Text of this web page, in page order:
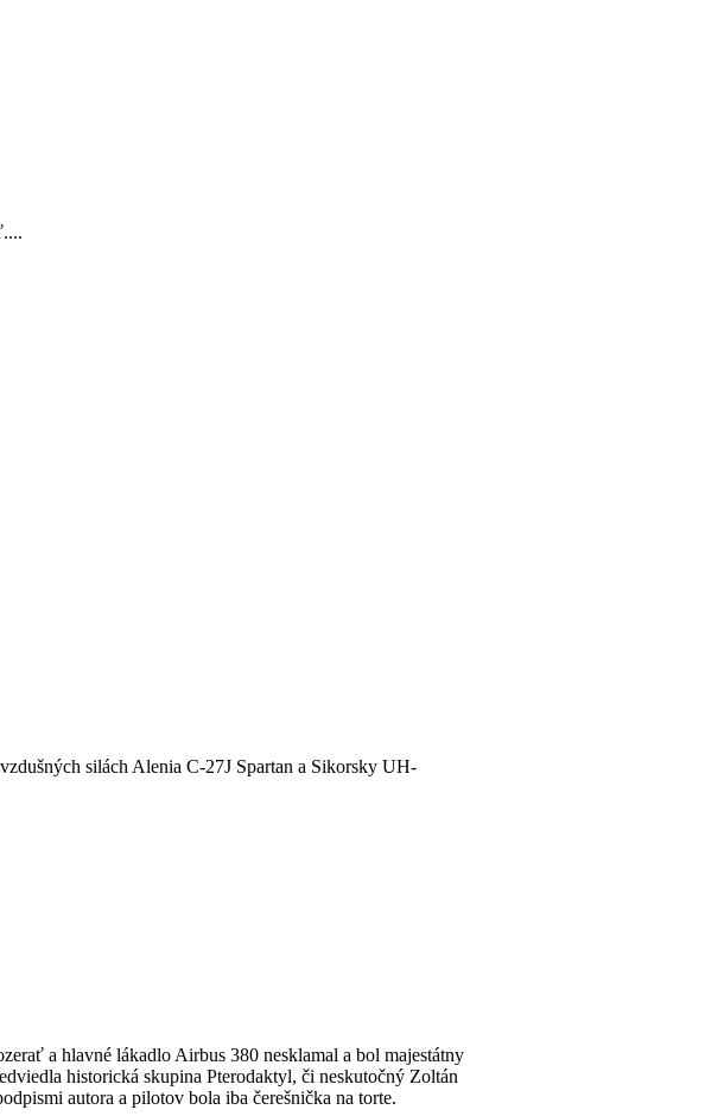
silách Alenia C-27J Spartan a Sikorsky UH-
a hlavné lákadlo Airbus 380 nesklamal a bol majestátny
historická skupina Pterodaktyl, či neskutočný Zoltán
autora a pilotov bola iba čerešnička na torte.